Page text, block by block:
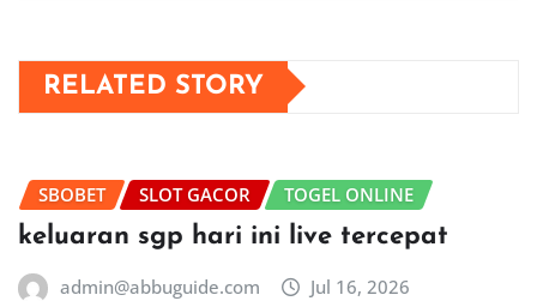
RELATED STORY
SBOBET SLOT GACOR TOGEL ONLINE
keluaran sgp hari ini live tercepat
admin@abbuguide.com Jul 16, 2026